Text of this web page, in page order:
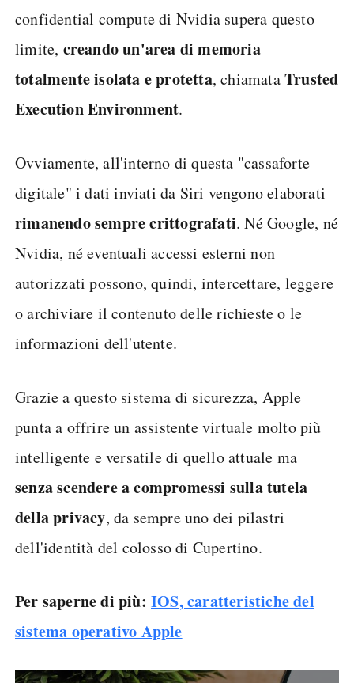
confidential compute di Nvidia supera questo
limite, creando un'area di memoria
totalmente isolata e protetta, chiamataTrusted
Execution Environment.
Ovviamente, all'interno di questa "cassaforte
digitale" i dati inviati da Siri vengono elaborati
rimanendo sempre crittografati. Né Google, né
Nvidia, né eventuali accessi esterni non
autorizzati possono, quindi, intercettare, leggere
o archiviare il contenuto delle richieste o le
informazioni dell'utente.
Grazie a questo sistema di sicurezza, Apple
punta a offrire un assistente virtuale molto più
intelligente e versatile di quello attuale ma
senza scendere a compromessi sulla tutela
della privacy, da sempre uno dei pilastri
dell'identità del colosso di Cupertino.
Per saperne di più: IOS, caratteristiche del
sistema operativo Apple